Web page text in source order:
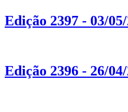
Edição 2397 - 03/
Edição 2396 - 26/